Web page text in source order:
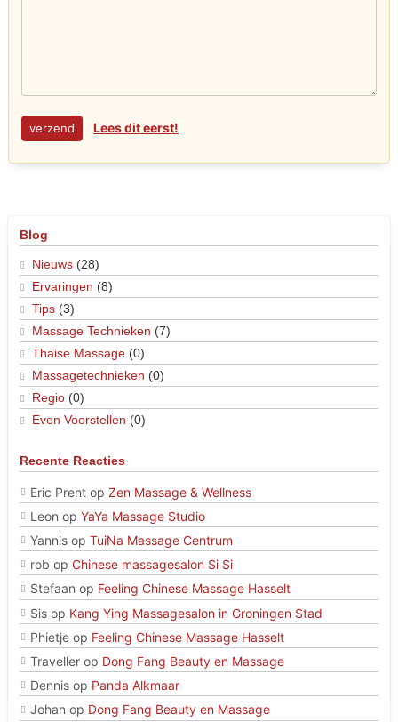
Lees dit eerst!
Blog
Nieuws (28)
Ervaringen (8)
Tips (3)
Massage Technieken (7)
Thaise Massage (0)
Massagetechnieken (0)
Regio (0)
Even Voorstellen (0)
Recente Reacties
Eric Prent op Zen Massage & Wellness
Leon op YaYa Massage Studio
Yannis op TuiNa Massage Centrum
rob op Chinese massagesalon Si Si
Stefaan op Feeling Chinese Massage Hasselt
Sis op Kang Ying Massagesalon in Groningen Stad
Phietje op Feeling Chinese Massage Hasselt
Traveller op Dong Fang Beauty en Massage
Dennis op Panda Alkmaar
Johan op Dong Fang Beauty en Massage